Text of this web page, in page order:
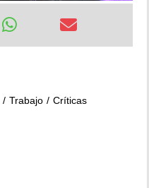
Trabajo
Críticas